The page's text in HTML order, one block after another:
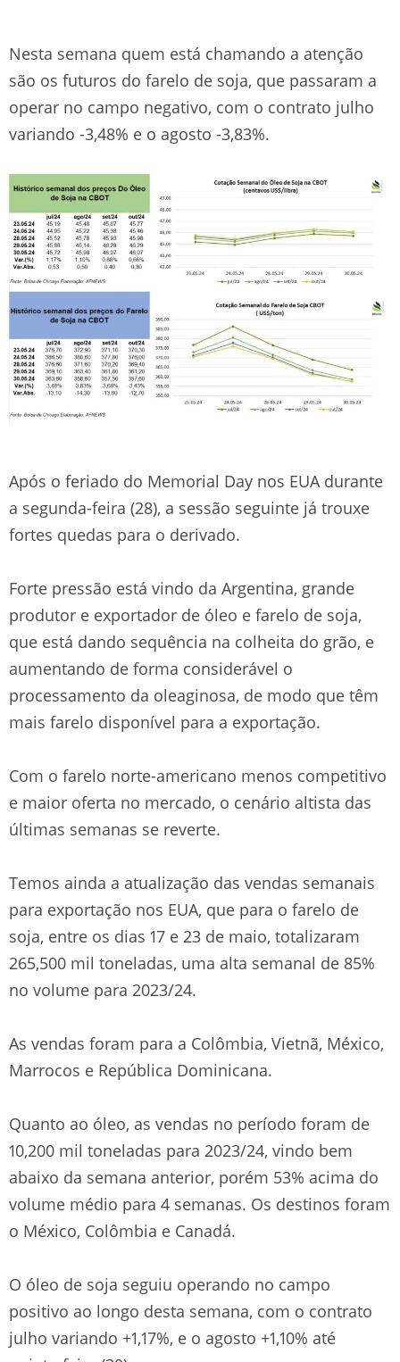
Nesta semana quem está chamando a atenção
são os futuros do farelo de soja, que passaram a
operar no campo negativo, com o contrato julho
variando -3,48% e o agosto -3,83%.
Após o feriado do Memorial Day nos EUA durante
a segunda-feira (28), a sessão seguinte já trouxe
fortes quedas para o derivado.
Forte pressão está vindo da Argentina, grande
produtor e exportador de óleo e farelo de soja,
que está dando sequência na colheita do grão, e
aumentando de forma considerável o
processamento da oleaginosa, de modo que têm
mais farelo disponível para a exportação.
Com o farelo norte-americano menos competitivo
e maior oferta no mercado, o cenário altista das
últimas semanas se reverte.
Temos ainda a atualização das vendas semanais
para exportação nos EUA, que para o farelo de
soja, entre os dias 17 e 23 de maio, totalizaram
265,500 mil toneladas, uma alta semanal de 85%
no volume para 2023/24.
As vendas foram para a Colômbia, Vietnã, México,
Marrocos e República Dominicana.
Quanto ao óleo, as vendas no período foram de
10,200 mil toneladas para 2023/24, vindo bem
abaixo da semana anterior, porém 53% acima do
volume médio para 4 semanas. Os destinos foram
o México, Colômbia e Canadá.
O óleo de soja seguiu operando no campo
positivo ao longo desta semana, com o contrato
julho variando +1,17%, e o agosto +1,10% até